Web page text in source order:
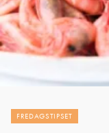
FREDAGSTIPSET